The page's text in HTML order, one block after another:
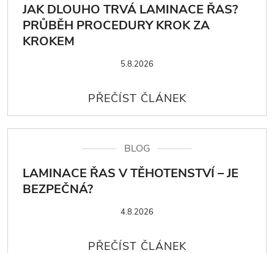
JAK DLOUHO TRVÁ LAMINACE ŘAS?
PRŮBĚH PROCEDURY KROK ZA
KROKEM
5.8.2026
BLOG
LAMINACE ŘAS V TĚHOTENSTVÍ – JE
BEZPEČNÁ?
4.8.2026